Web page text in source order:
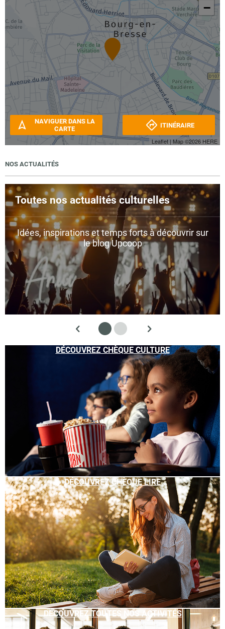
−
Leaflet | Map ©2026 HERE
NAVIGUER DANS LA
CARTE
ITINÉRAIRE
NOS ACTUALITÉS
Toutes nos actualités culturelles
Idées, inspirations et temps forts à découvrir sur
le blog Upcoop
DÉCOUVREZ CHÈQUE CULTURE
DÉCOUVREZ CHÈQUE LIRE
DÉCOUVREZ TOUTES NOS ACTIVITÉS